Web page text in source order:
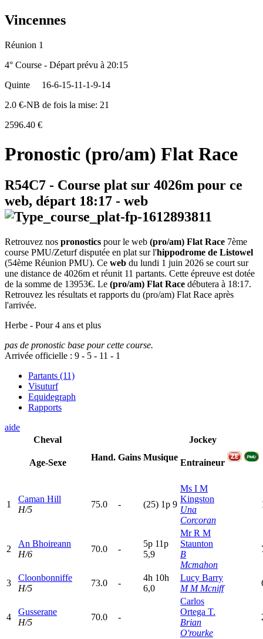
Vincennes
Réunion 1
4° Course - Départ prévu à 20:15
Quinte
16-6-15-11-1-9-14
2.0 €-NB de fois la mise: 21
2596.40 €
Pronostic (pro/am) Flat Race
R54C7 - Course plat sur 4026m pour ce
web, départ 18:17 - web
Retrouvez nos pronostics pour le web (pro/am) Flat Race 7ème
course PMU/Zeturf disputée en plat sur l'hippodrome de Listowel
(54ème Réunion PMU). Ce web du lundi 1 juin 2026 se court sur
une distance de 4026m et réunit 11 partants. Cette épreuve est dotée
de la somme de 13953€. Le (pro/am) Flat Race débutera à 18:17.
Retrouvez les résultats et rapports du (pro/am) Flat Race après
l'arrivée.
Herbe - Pour 4 ans et plus
pas de pronostic base pour cette course.
Arrivée officielle : 9 - 5 - 11 - 1
Partants (11)
Visuturf
Equidegraph
Rapports
aide
Cheval
Age-Sexe
Hand. Gains Musique
Jockey
Entraineur
1
Caman Hill
H/5
75.0 - (25) 1p 9
Ms I M
Kingston
Una
Corcoran
2
An Bhoireann
H/6
70.0 -
5p 11p
5,9
Mr R M
Staunton
B
Mcmahon
3
Cloonbonniffe
H/5
73.0 -
4h 10h
6,0
Lucy Barry
M M Mcniff
4
Gusserane
H/5
70.0 -
Carlos
Ortega T.
Brian
O'rourke